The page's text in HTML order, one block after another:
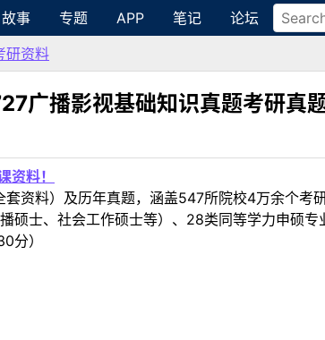
故事 专题 APP 笔记 论坛
研资料
广播影视基础知识真题考研真
资料！
资料）及历年真题，涵盖547所院校4万余个
硕士、社会工作硕士等）、28类同等学力申硕专
分）